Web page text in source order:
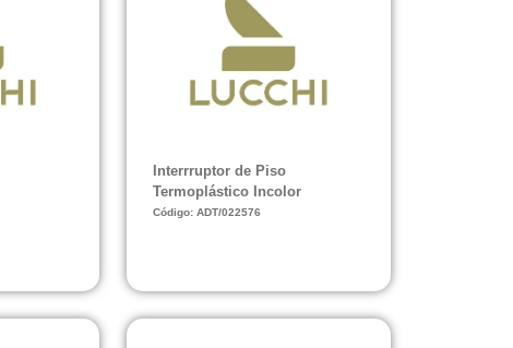
Interrruptor de Piso
Termoplástico Incolor
Código: ADT/022576